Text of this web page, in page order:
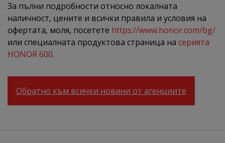
За пълни подробности относно локалната
наличност, цените и всички правила и условия на
офертата, моля, посетете https://www.honor.com/bg/
или специалната продуктова страница на серията
HONOR 600.
Обратно към всички новини от агенциите